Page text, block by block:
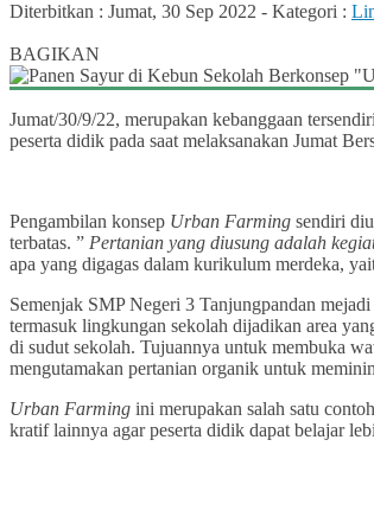
Diterbitkan : Jumat, 30 Sep 2022 - Kategori :
BAGIKAN
Jumat/30/9/22, merupakan kebanggaan
peserta didik pada saat melaksanakan Jumat
Pengambilan konsep Urban Farming sendiri
terbatas. ” Pertanian yang diusung adalah
apa yang digagas dalam kurikulum merdeka,
Semenjak SMP Negeri 3 Tanjungpandan
termasuk lingkungan sekolah dijadikan area
di sudut sekolah. Tujuannya untuk membuka
mengutamakan pertanian organik untuk
Urban Farming ini merupakan salah satu
kratif lainnya agar peserta didik dapat belajar